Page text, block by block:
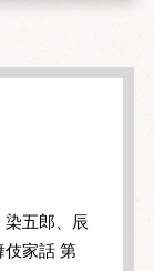
染五郎、辰
伎家話 第